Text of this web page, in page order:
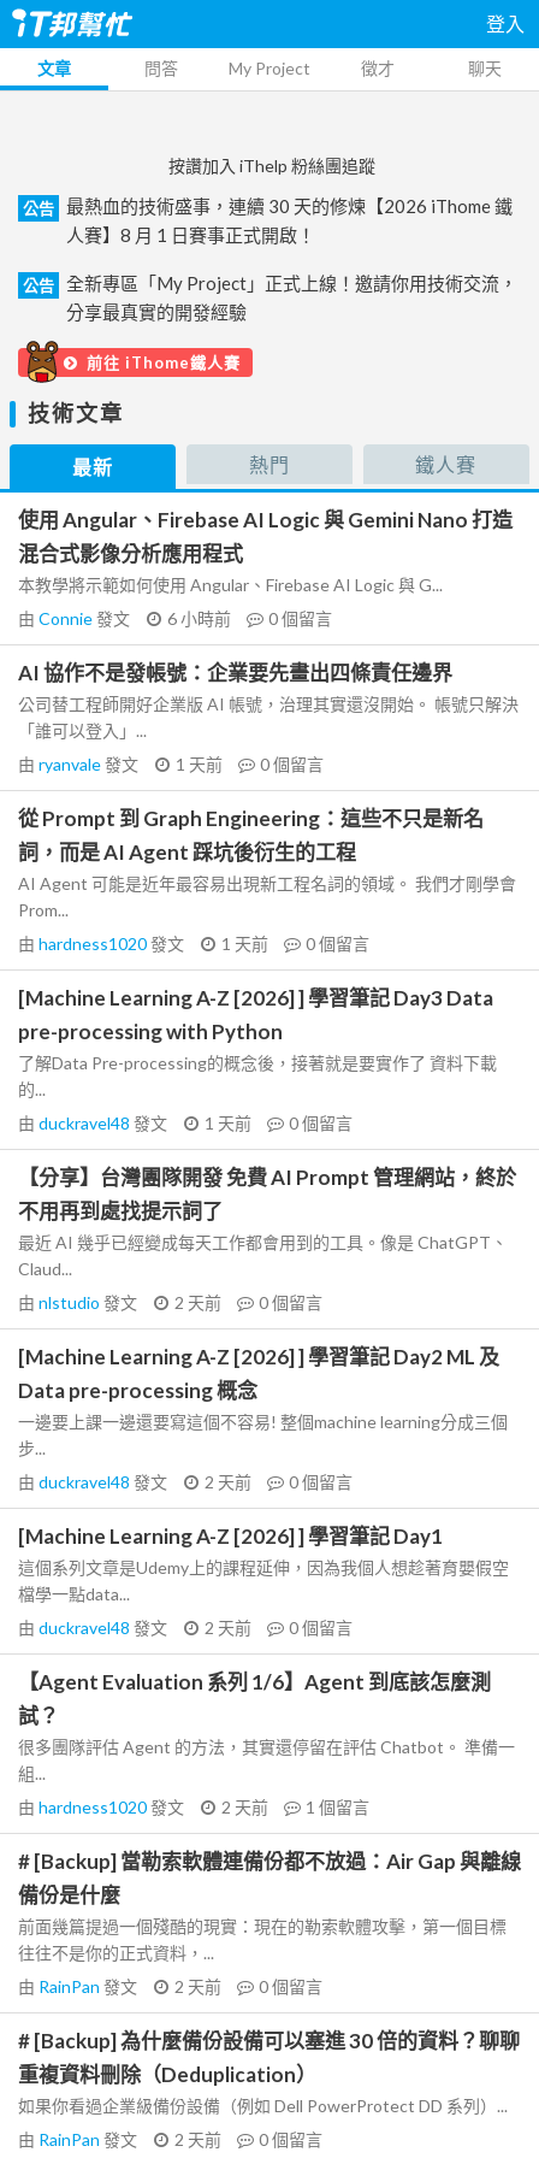
登入
文章 問答 My Project 徵才 聊天
按讚加入 iThelp 粉絲團追蹤
公告
最熱血的技術盛事，連續 30 天的修煉【2026 iThome 鐵
人賽】8 月 1 日賽事正式開啟！
公告
全新專區「My Project」正式上線！邀請你用技術交流，
分享最真實的開發經驗
前往 iThome鐵人賽
技術文章
最新 熱門 鐵人賽
使用 Angular、Firebase AI Logic 與 Gemini Nano 打造
混合式影像分析應用程式
本教學將示範如何使用 Angular、Firebase AI Logic 與 G...
由 Connie發文 6 小時前 0個留言
AI 協作不是發帳號：企業要先畫出四條責任邊界
公司替工程師開好企業版 AI 帳號，治理其實還沒開始。 帳號只解決
「誰可以登入」...
由 ryanvale發文 1 天前 0個留言
從 Prompt 到 Graph Engineering：這些不只是新名
詞，而是 AI Agent 踩坑後衍生的工程
AI Agent 可能是近年最容易出現新工程名詞的領域。 我們才剛學會
Prom...
由 hardness1020發文 1 天前 0個留言
[Machine Learning A-Z [2026] ] 學習筆記 Day3 Data
pre-processing with Python
了解Data Pre-processing的概念後，接著就是要實作了 資料下載
的...
由 duckravel48 發文 1 天前 0個留言
【分享】台灣團隊開發 免費 AI Prompt 管理網站，終於
不用再到處找提示詞了
最近 AI 幾乎已經變成每天工作都會用到的工具。像是 ChatGPT、
Claud...
由 nlstudio 發文 2 天前 0個留言
[Machine Learning A-Z [2026] ] 學習筆記 Day2 ML 及
Data pre-processing 概念
一邊要上課一邊還要寫這個不容易! 整個machine learning分成三個
步...
由 duckravel48 發文 2 天前 0個留言
[Machine Learning A-Z [2026] ] 學習筆記 Day1
這個系列文章是Udemy上的課程延伸，因為我個人想趁著育嬰假空
檔學一點data...
由 duckravel48 發文 2 天前 0個留言
【Agent Evaluation 系列 1/6】Agent 到底該怎麼測
試？
很多團隊評估 Agent 的方法，其實還停留在評估 Chatbot。 準備一
組...
由 hardness1020發文 2 天前 1 個留言
# [Backup] 當勒索軟體連備份都不放過：Air Gap 與離線
備份是什麼
前面幾篇提過一個殘酷的現實：現在的勒索軟體攻擊，第一個目標
往往不是你的正式資料，...
由 RainPan 發文 2 天前 0個留言
# [Backup] 為什麼備份設備可以塞進 30 倍的資料？聊聊
重複資料刪除（Deduplication）
如果你看過企業級備份設備（例如 Dell PowerProtect DD 系列）...
由 RainPan 發文 2 天前 0個留言